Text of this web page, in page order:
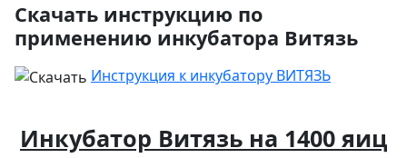
Скачать инструкцию по
применению инкубатора Витязь
Инструкция к инкубатору ВИТЯЗЬ
Инкубатор Витязь на 1400 яиц